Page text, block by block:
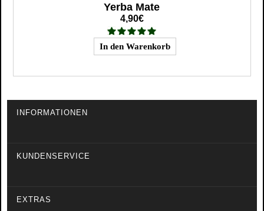
Yerba Mate
4,90€
INFORMATIONEN
KUNDENSERVICE
EXTRAS